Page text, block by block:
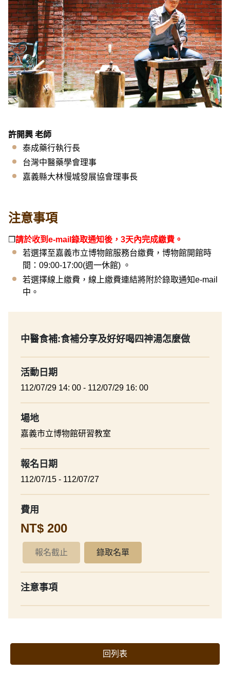
許開興 老師
泰成藥行執行長
台灣中醫藥學會理事
嘉義縣大林慢城發展協會理事長
注意事項
❒請於收到e-mail錄取通知後，3天內完成繳費。
若選擇至嘉義市立博物館服務台繳費，博物館開館時
間：09:00-17:00(週一休館) 。
若選擇線上繳費，線上繳費連結將附於錄取通知e-mail
中。
中醫食補:食補分享及好好喝四神湯怎麼做
活動日期
112/07/29 14: 00 - 112/07/29 16: 00
場地
嘉義市立博物館研習教室
報名日期
112/07/15 - 112/07/27
費用
NT$ 200
報名截止 錄取名單
注意事項
回列表